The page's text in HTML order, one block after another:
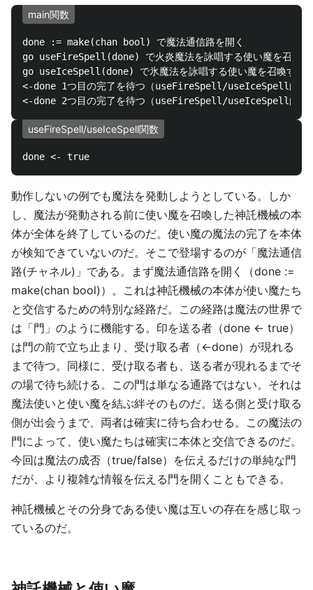
main関数
done := make(chan bool) で魔法通信路を開く
go useFireSpell(done) で火炎魔法を詠唱する使い魔を召喚す
go useIceSpell(done) で氷魔法を詠唱する使い魔を召喚する
<-done 1つ目の完了を待つ（useFireSpell/useIceSpell内部
useFireSpell/useIceSpell関数
動作しないの例でも魔法を発動しようとしている。しか
し、魔法が発動される前に使い魔を召喚した神託機械の本
体が全体を終了しているのだ。使い魔の魔法の完了を本体
が検知できていないのだ。そこで登場するのが「魔法通信
路(チャネル)」である。まず魔法通信路を開く（done :=
make(chan bool)）。これは神託機械の本体が使い魔たち
と交信するための特別な経路だ。この経路は魔法の世界で
は「門」のように機能する。印を送る者（done <- true）
は門の前で立ち止まり、受け取る者（<-done）が現れる
まで待つ。同様に、受け取る者も、送る者が現れるまでそ
の場で待ち続ける。この門は単なる通路ではない。それは
魔法使いと使い魔を結ぶ絆そのものだ。送る側と受け取る
側が出会うまで、両者は確実に待ち合わせる。この魔法の
門によって、使い魔たちは確実に本体と交信できるのだ。
今回は魔法の成否（true/false）を伝えるだけの単純な門
だが、より複雑な情報を伝える門を開くこともできる。
神託機械とその分身である使い魔は互いの存在を感じ取っ
ているのだ。